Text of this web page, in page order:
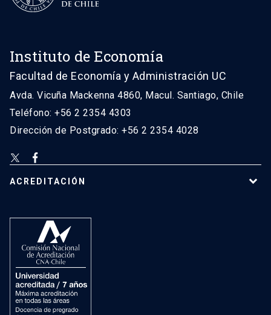
Instituto de Economía
Facultad de Economía y Administración UC
Avda. Vicuña Mackenna 4860, Macul. Santiago, Chile
Teléfono: +56 2 2354 4303
Dirección de Postgrado: +56 2 2354 4028
ACREDITACIÓN